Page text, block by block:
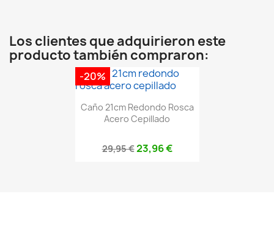
Los clientes que adquirieron este
producto también compraron:
Caño 21cm Redondo Rosca
Acero Cepillado
29,95 €23,96 €
-20%